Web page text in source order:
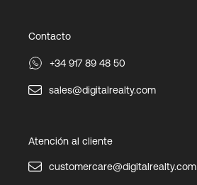
Contacto
+34 917 89 48 50
sales@digitalrealty.com
Atención al cliente
customercare@digitalrealty.com